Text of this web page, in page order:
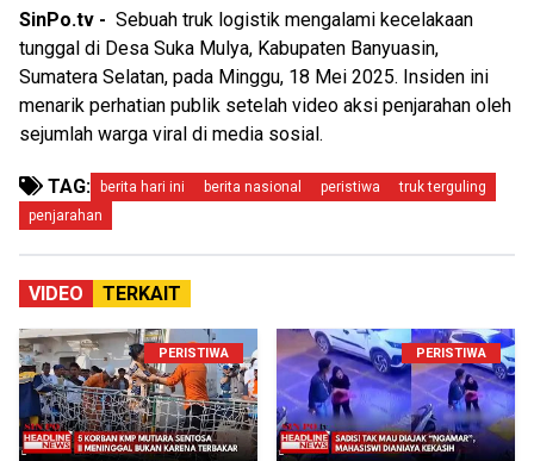
SinPo.tv - Sebuah truk logistik mengalami kecelakaan
tunggal di Desa Suka Mulya, Kabupaten Banyuasin,
Sumatera Selatan, pada Minggu, 18 Mei 2025. Insiden ini
menarik perhatian publik setelah video aksi penjarahan oleh
sejumlah warga viral di media sosial.
TAG: berita hari ini berita nasional peristiwa
truk terguling
penjarahan
VIDEO TERKAIT
PERISTIWA PERISTIWA